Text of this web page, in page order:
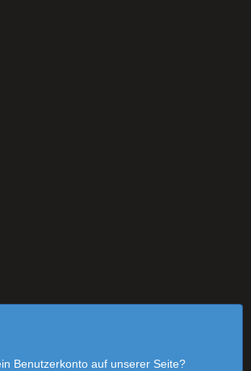
Benutzerkonto auf unserer Seite?